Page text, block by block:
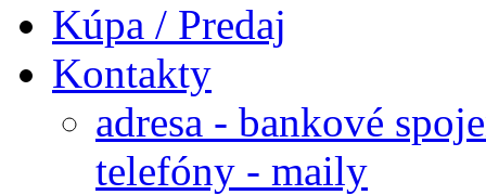
Kúpa / Predaj
Kontakty
adresa - bankové
telefóny - maily